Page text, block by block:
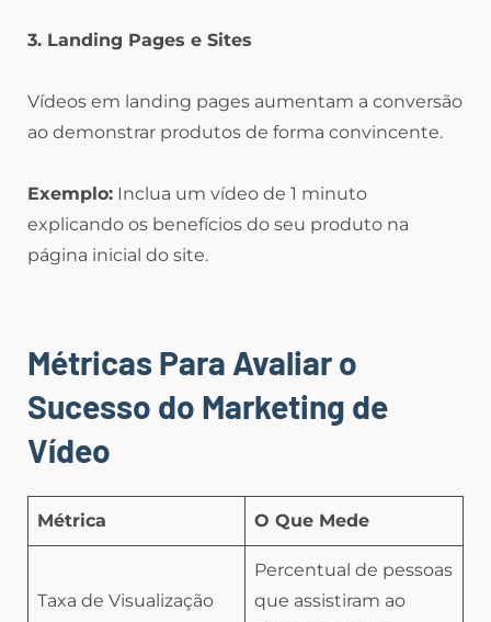
3. Landing Pages e Sites
Vídeos em landing pages aumentam a conversão
ao demonstrar produtos de forma convincente.
Exemplo: Inclua um vídeo de 1 minuto
explicando os benefícios do seu produto na
página inicial do site.
Métricas Para Avaliar o
Sucesso do Marketing de
Vídeo
Métrica O Que Mede
Taxa de Visualização
Percentual de pessoas
que assistiram ao